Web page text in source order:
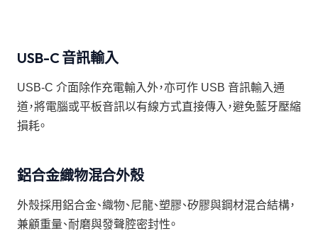
USB-C 音訊輸入
USB-C 介面除作充電輸入外，亦可作 USB 音訊輸入通
道，將電腦或平板音訊以有線方式直接傳入，避免藍牙壓縮
損耗。
鋁合金織物混合外殼
外殼採用鋁合金、織物、尼龍、塑膠、矽膠與鋼材混合結構，
兼顧重量、耐磨與發聲腔密封性。